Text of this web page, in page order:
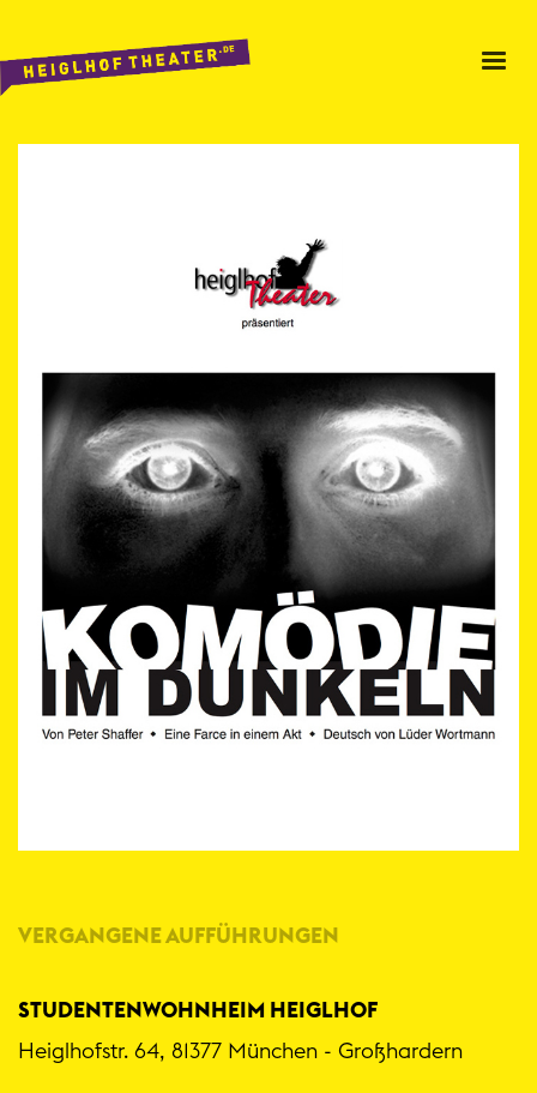
VERGANGENE AUFFÜHRUNGEN
STUDENTENWOHNHEIM HEIGLHOF
Heiglhofstr. 64, 81377 München - Großhardern